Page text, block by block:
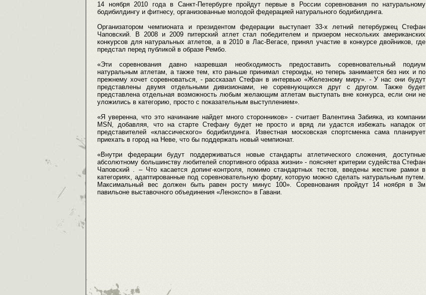
14 ноября 2010 года в Санкт-Петербурге пройдут первые в России соревнования по натуральному
бодибилдингу и фитнесу, организованные молодой федерацией натурального бодибилдинга.
Организатором чемпионата и президентом федерации выступает 33-х летний петербуржец Стефан
Чаповский. В 2008 и 2009 питерский атлет стал победителем и призером нескольких американских
конкурсов для натуральных атлетов, а в 2010 в Лас-Вегасе, принял участие в конкурсе двойников, где
предстал перед публикой в образе Рембо.
«Эти соревнования давно назревшая необходимость предоставить соревновательный подиум
натуральным атлетам, а также тем, кто раньше принимал стероиды, но теперь занимается без них и по
прежнему хочет соревноваться, - рассказал Стефан в интервью «Железному миру». - У нас они будут
представлены двумя отдельными дивизионами, не соревнующихся друг с другом. Также будет
представлена отдельная возможность любым желающим атлетам выступать вне конкурса, если они не
уложились в категорию, просто с показательным выступлением».
«Я уверенна, что это начинание найдет много сторонников» - считает Валентина Забияка, из компании
MSN, добавляя, что на старте Стефану будет не просто и вряд ли удастся избежать нападок от
представителей «классического» бодибилдинга. Известная московская спортсменка сама планирует
приехать в город на Неве, что бы поддержать новый чемпионат.
«Внутри федерации будут поддерживаться новые стандарты атлетического сложения, доступные
абсолютному большинству любителей спортивного образа жизни» - поясняет критерии судейства Стефан
Чаповский . – Что касается допинг-контроля, помимо стандартных тестов, введены жесткие рамки в
категориях, адаптированные под соревновательную форму, которую можно сделать натуральным путем.
Максимальный вес должен быть равен росту минус 100». Соревнования пройдут 14 ноября в 3м
павильоне выставочного объединения «Ленэкспо» в Гавани.